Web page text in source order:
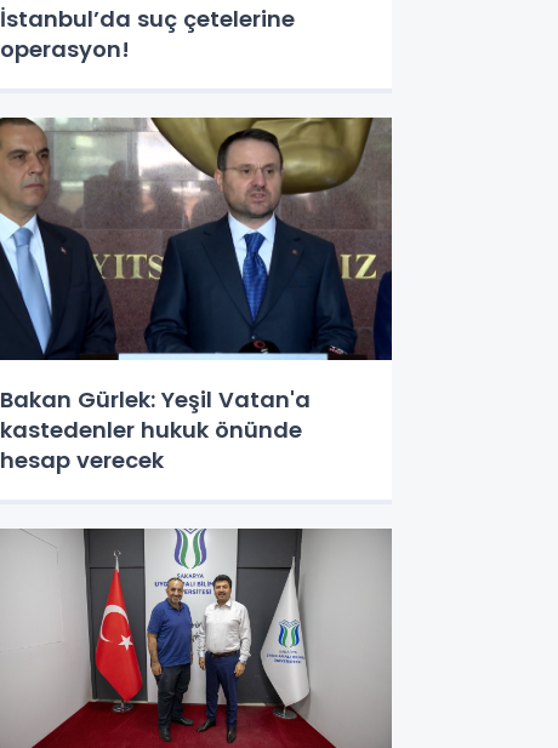
İstanbul’da suç çetelerine
operasyon!
Bakan Gürlek: Yeşil Vatan'a
kastedenler hukuk önünde
hesap verecek